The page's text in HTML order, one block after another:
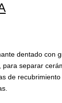
dentado con
separar
de